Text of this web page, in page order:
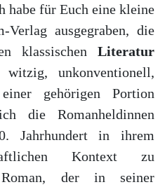
habe für Euch eine kleine
Verlag ausgegraben, die
klassischen Literatur
unkonventionell,
gehörigen Portion
die Romanheldinnen
Jahrhundert in ihrem
Kontext zu
Roman, der in seiner